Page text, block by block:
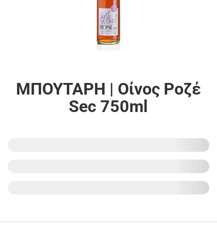
ΜΠΟΥΤΑΡΗ | Οίνος Ροζέ
Sec 750ml